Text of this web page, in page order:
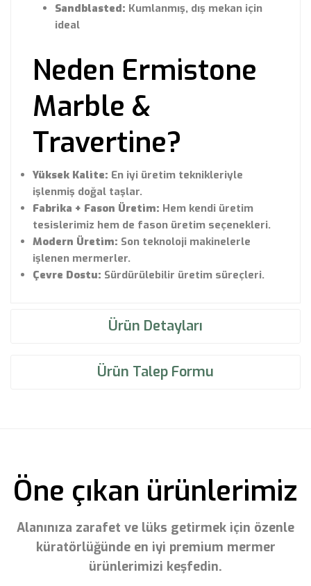
Sandblasted: Kumlanmış, dış mekan için
ideal
Neden Ermistone
Marble &
Travertine?
Yüksek Kalite: En iyi üretim teknikleriyle
işlenmiş doğal taşlar.
Fabrika + Fason Üretim: Hem kendi üretim
tesislerimiz hem de fason üretim seçenekleri.
Modern Üretim: Son teknoloji makinelerle
işlenen mermerler.
Çevre Dostu: Sürdürülebilir üretim süreçleri.
Ürün Detayları
Ürün Talep Formu
Öne çıkan ürünlerimiz
Alanınıza zarafet ve lüks getirmek için özenle
küratörlüğünde en iyi premium mermer
ürünlerimizi keşfedin.